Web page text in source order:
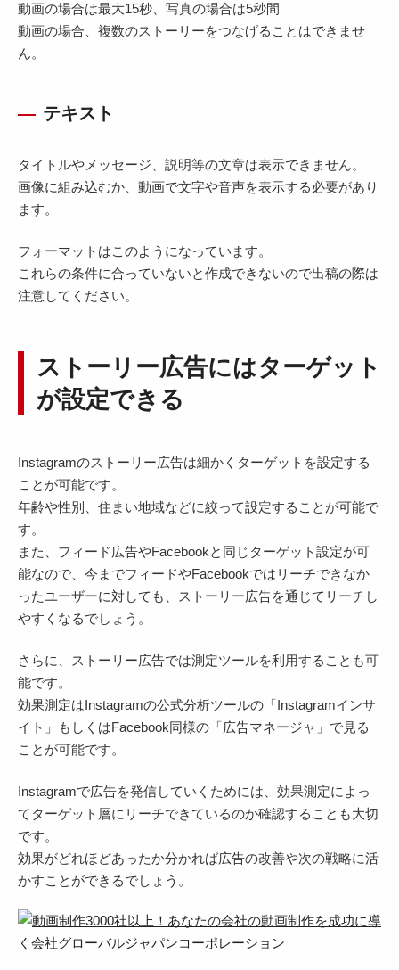
動画の場合は最大15秒、写真の場合は5秒間
動画の場合、複数のストーリーをつなげることはできませ
ん。
テキスト
タイトルやメッセージ、説明等の文章は表示できません。
画像に組み込むか、動画で文字や音声を表示する必要があり
ます。
フォーマットはこのようになっています。
これらの条件に合っていないと作成できないので出稿の際は
注意してください。
ストーリー広告にはターゲット
が設定できる
Instagramのストーリー広告は細かくターゲットを設定する
ことが可能です。
年齢や性別、住まい地域などに絞って設定することが可能で
す。
また、フィード広告やFacebookと同じターゲット設定が可
能なので、今までフィードやFacebookではリーチできなか
ったユーザーに対しても、ストーリー広告を通じてリーチし
やすくなるでしょう。
さらに、ストーリー広告では測定ツールを利用することも可
能です。
効果測定はInstagramの公式分析ツールの「Instagramインサ
イト」もしくはFacebook同様の「広告マネージャ」で見る
ことが可能です。
Instagramで広告を発信していくためには、効果測定によっ
てターゲット層にリーチできているのか確認することも大切
です。
効果がどれほどあったか分かれば広告の改善や次の戦略に活
かすことができるでしょう。